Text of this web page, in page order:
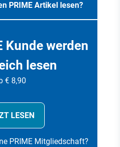
PRIME Artikel lesen?
Kunde werden
lesen
€ 8,90
LESEN
PRIME Mitgliedschaft?